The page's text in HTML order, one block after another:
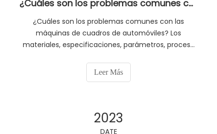
¿Cuáles son los problemas comunes con las máquinas de cuadros del automóvil?
¿Cuáles son los problemas comunes con las
máquinas de cuadros de automóviles? Los
materiales, especificaciones, parámetros, proceso
componente de la máquina de marco de
automóviles son muy importantes. Si no se
Leer Más
2023
DATE